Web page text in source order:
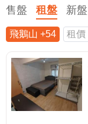
售盤 租盤 新盤
飛鵝山 +54 租價